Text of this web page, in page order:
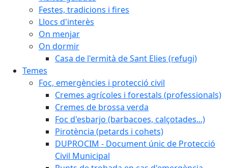
Festes, tradicions i fires
Llocs d'interès
On menjar
On dormir
Casa de l'ermità de Sant Elies (refugi)
Temes
Foc, emergències i protecció civil
Cremes agrícoles i forestals (professionals)
Cremes de brossa verda
Foc d'esbarjo (barbacoes, calçotades...)
Pirotència (petards i cohets)
DUPROCIM - Document únic de Protecció
Civil Municipal